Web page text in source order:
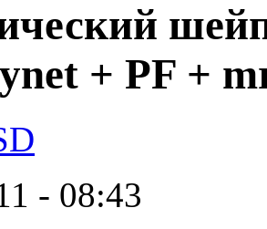
+ PF +
- 08:43